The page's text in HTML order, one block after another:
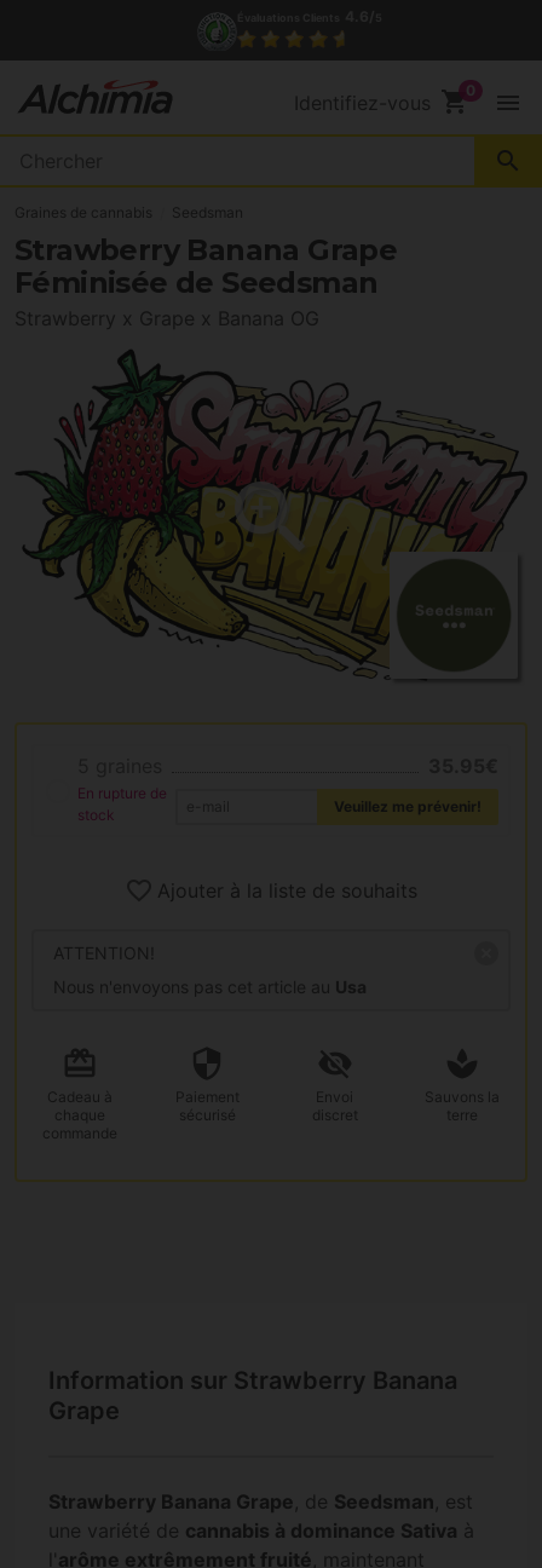
(+34) 972 527 248
Identifiez-vous shopping_cart menu
search
Graines de cannabis Seedsman
Strawberry Banana Grape
Féminisée de Seedsman
Strawberry x Grape x Banana OG
En rupture de
stock
Veuillez me prévenir!
Ajouter à la liste de souhaits
ATTENTION!
Nous n'envoyons pas cet article au Usa
Cadeau à
chaque
commande
Paiement
sécurisé
Envoi
discret
Sauvons la
terre
Information sur Strawberry Banana
Grape
Strawberry Banana Grape , de Seedsman , est
une variété de cannabis à dominance Sativa à
arôme extrêmement fruité , maintenant